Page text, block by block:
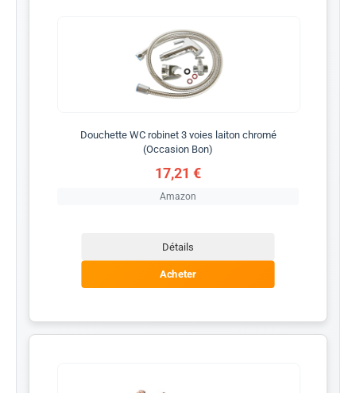
Douchette WC robinet 3 voies laiton chromé
(Occasion Bon)
17,21 €
Amazon
Détails
Acheter